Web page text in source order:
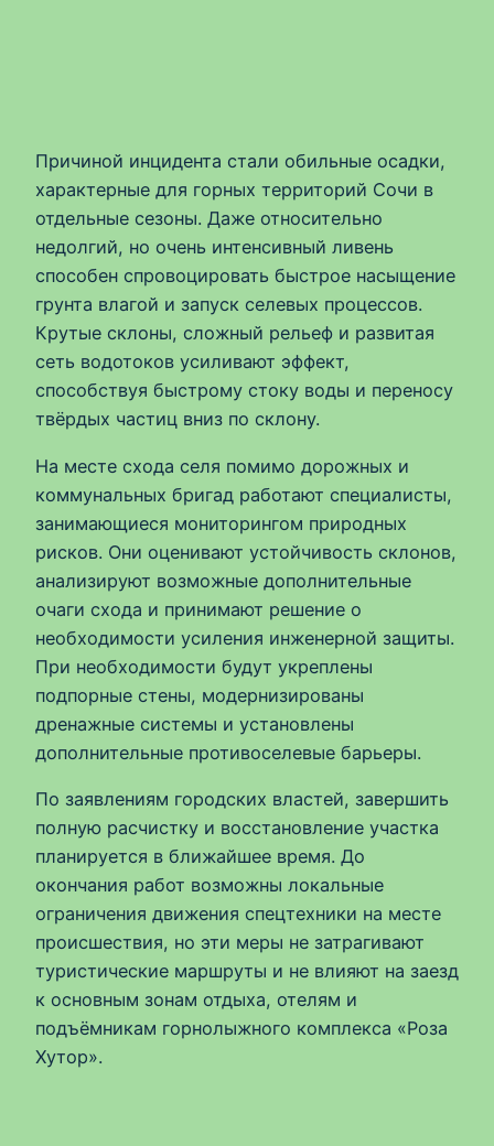
Причиной инцидента стали обильные осадки,
характерные для горных территорий Сочи в
отдельные сезоны. Даже относительно
недолгий, но очень интенсивный ливень
способен спровоцировать быстрое насыщение
грунта влагой и запуск селевых процессов.
Крутые склоны, сложный рельеф и развитая
сеть водотоков усиливают эффект,
способствуя быстрому стоку воды и переносу
твёрдых частиц вниз по склону.
На месте схода селя помимо дорожных и
коммунальных бригад работают специалисты,
занимающиеся мониторингом природных
рисков. Они оценивают устойчивость склонов,
анализируют возможные дополнительные
очаги схода и принимают решение о
необходимости усиления инженерной защиты.
При необходимости будут укреплены
подпорные стены, модернизированы
дренажные системы и установлены
дополнительные противоселевые барьеры.
По заявлениям городских властей, завершить
полную расчистку и восстановление участка
планируется в ближайшее время. До
окончания работ возможны локальные
ограничения движения спецтехники на месте
происшествия, но эти меры не затрагивают
туристические маршруты и не влияют на заезд
к основным зонам отдыха, отелям и
подъёмникам горнолыжного комплекса «Роза
Хутор».